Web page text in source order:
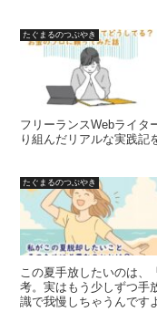
たぐまるのつぶやき
フリーランスWebライタ
り組んだリアルな実践記
たぐまるのつぶやき
この夏手放したいのは、
考。実はもう少しずつ手
識で我慢しちゃうんです